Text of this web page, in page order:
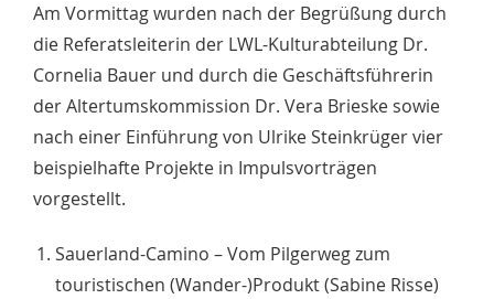
Am Vormittag wurden nach der Begrüßung durch
die Referatsleiterin der LWL-Kulturabteilung Dr.
Cornelia Bauer und durch die Geschäftsführerin
der Altertumskommission Dr. Vera Brieske sowie
nach einer Einführung von Ulrike Steinkrüger vier
beispielhafte Projekte in Impulsvorträgen
vorgestellt.
Sauerland-Camino – Vom Pilgerweg zum
touristischen (Wander-)Produkt (Sabine Risse)